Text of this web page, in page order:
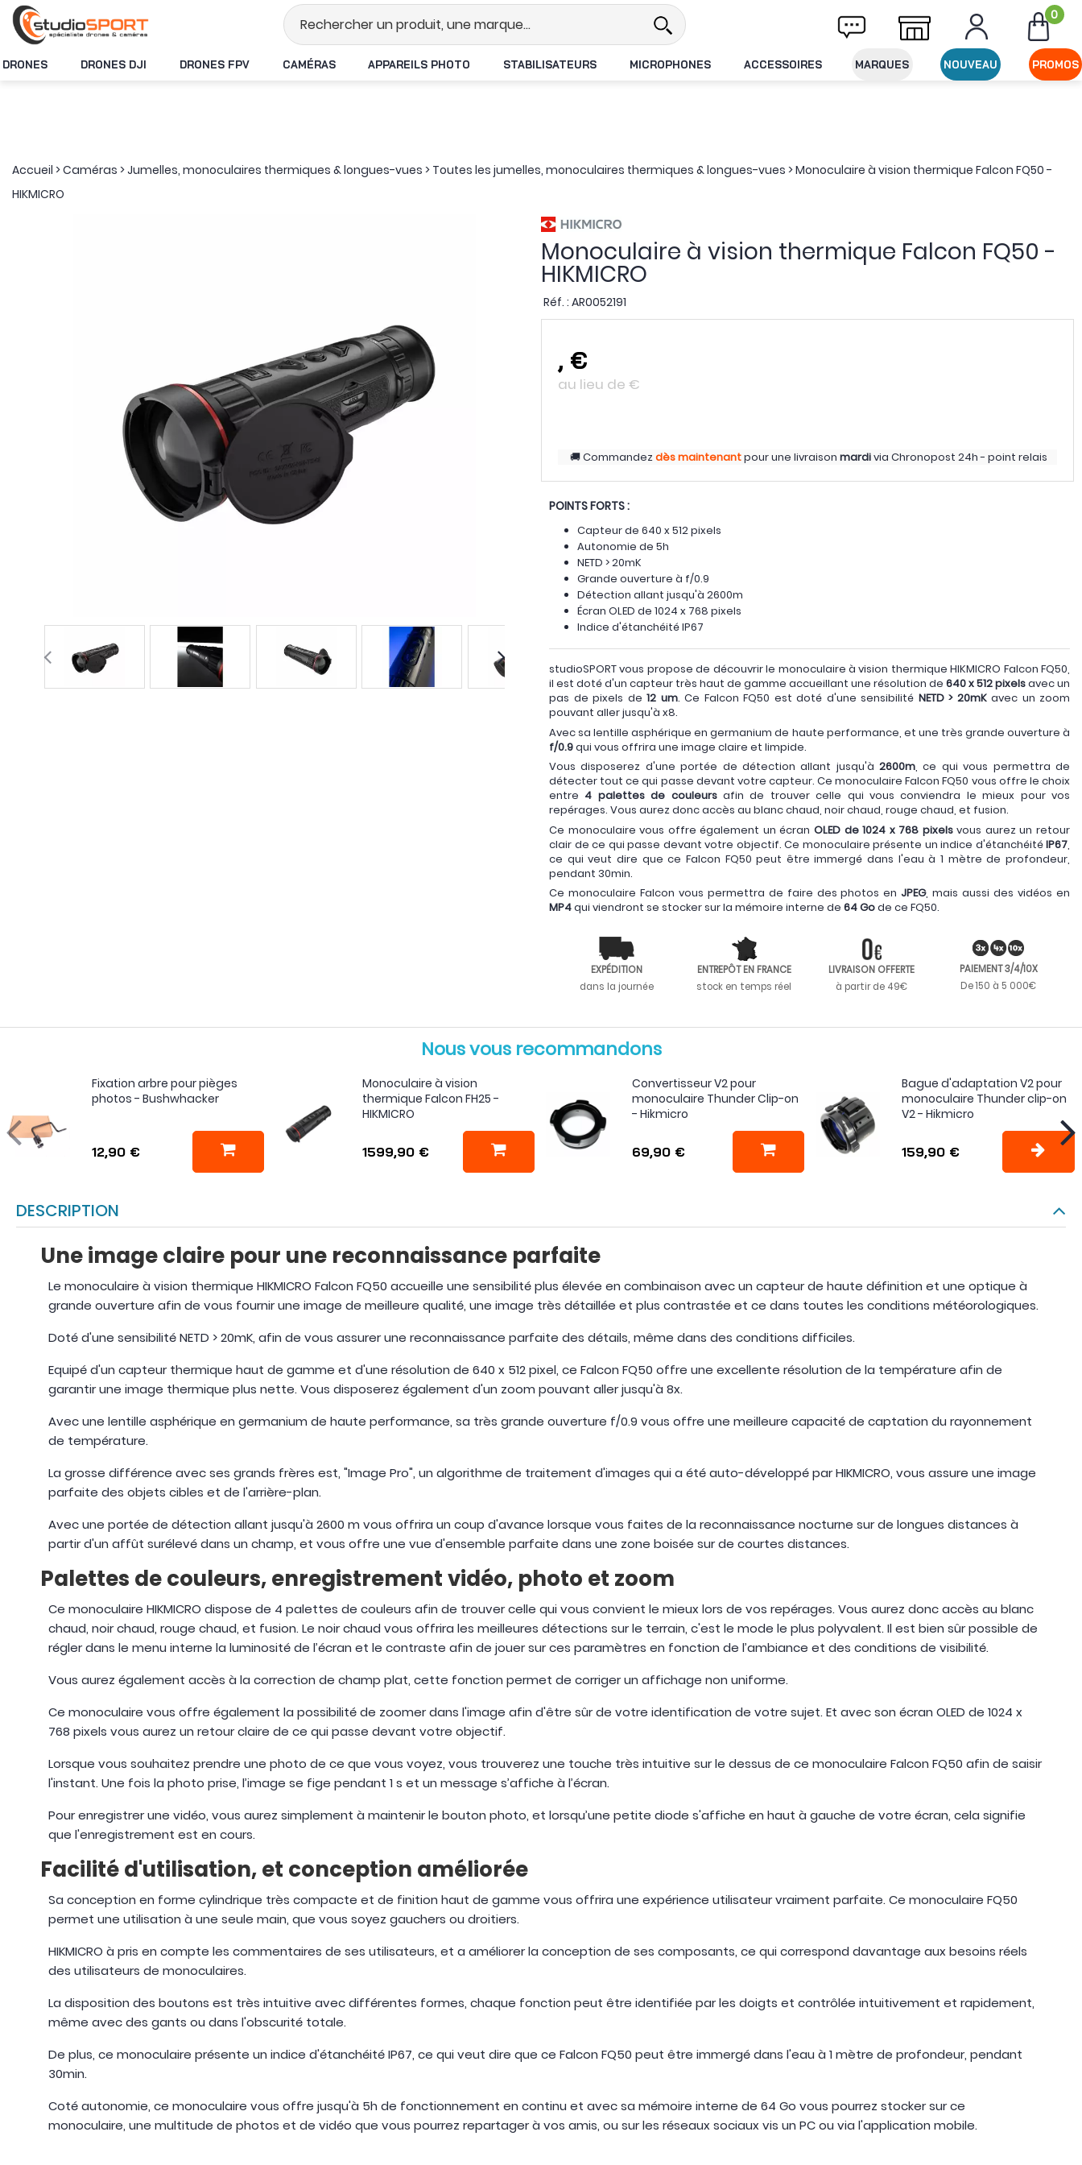
Stock en temps réel Livraison offerte dès 49€ d'achat 0
DRONES DRONES DJI DRONES FPV CAMÉRAS APPAREILS PHOTO STABILISATEURS MICROPHONES ACCESSOIRES MARQUES NOUVEAU PROMOS
Accueil >Caméras >Jumelles, monoculaires thermiques & longues-vues > Toutes les jumelles, monoculaires thermiques & longues-vues >Monoculaire à vision thermique Falcon FQ50 -
HIKMICRO
Monoculaire à vision thermique Falcon FQ50 -
HIKMICRO
Réf. : AR0052191
, €
au lieu de €
Commandezdès maintenantpour une livraison mardivia Chronopost 24h - point relais
POINTS FORTS :
Capteur de 640 x 512 pixels
Autonomie de 5h
NETD > 20mK
Grande ouverture à f/0.9
Détection allant jusqu'à 2600m
Écran OLED de 1024 x 768 pixels
Indice d'étanchéité IP67
studioSPORT vous propose de découvrir le monoculaire à vision thermique HIKMICRO Falcon FQ50,
il est doté d'un capteur très haut de gamme accueillant une résolution de 640 x 512 pixelsavec un
pas de pixels de 12 um. Ce Falcon FQ50 est doté d'une sensibilité NETD > 20mKavec un zoom
pouvant aller jusqu'à x8.
Avec sa lentille asphérique en germanium de haute performance, et une très grande ouverture à
f/0.9qui vous offrira une image claire et limpide.
Vous disposerez d'une portée de détection allant jusqu'à2600m, ce qui vous permettra de
détecter tout ce qui passe devant votre capteur. Ce monoculaire Falcon FQ50 vous offre le choix
entre 4 palettes de couleursafin de trouver celle qui vous conviendra le mieux pour vos
repérages. Vous aurez donc accès au blanc chaud, noir chaud, rouge chaud, et fusion.
Ce monoculaire vous offre également un écran OLED de 1024 x 768 pixelsvous aurez un retour
clair de ce qui passe devant votre objectif. Ce monoculaire présente un indice d'étanchéitéIP67
ce qui veut dire que ce Falcon FQ50 peut être immergé dans l'eau à 1 mètre de profondeur,
pendant 30min.
Ce monoculaire Falcon vous permettra de faire des photos en JPEG, mais aussi des vidéos en
MP4qui viendront se stocker sur la mémoire interne de 64 Gode ce FQ50.
EXPÉDITION
dans la journée
ENTREPÔT EN FRANCE
stock en temps réel
LIVRAISON OFFERTE
à partir de 49€
PAIEMENT 3/4/10X
De 150 à 5 000€
Nous vous recommandons
Fixation arbre pour pièges
photos - Bushwhacker
12,90 €
Monoculaire à vision
thermique Falcon FH25 -
HIKMICRO
1599,90 €
Convertisseur V2 pour
monoculaire Thunder Clip-on
- Hikmicro
69,90 €
Bague d'adaptation V2 pour
monoculaire Thunder clip-on
V2 - Hikmicro
159,90 €
DESCRIPTION
Une image claire pour une reconnaissance parfaite
Le monoculaire à vision thermique HIKMICRO Falcon FQ50 accueille une sensibilité plus élevée en combinaison avec un capteur de haute définition et une optique à
grande ouverture afin de vous fournir une image de meilleure qualité, une image très détaillée et plus contrastée et ce dans toutes les conditions météorologiques.
Doté d'une sensibilité NETD > 20mK, afin de vous assurer une reconnaissance parfaite des détails, même dans des conditions difficiles.
Equipé d'un capteur thermique haut de gamme et d'une résolution de 640 x 512 pixel, ce Falcon FQ50 offre une excellente résolution de la température afin de
garantir une image thermique plus nette. Vous disposerez également d'un zoom pouvant aller jusqu'à 8x.
Avec une lentille asphérique en germanium de haute performance, sa très grande ouverture f/0.9 vous offre une meilleure capacité de captation du rayonnement
de température.
La grosse différence avec ses grands frères est, "Image Pro", un algorithme de traitement d'images qui a été auto-développé par HIKMICRO, vous assure une image
parfaite des objets cibles et de l'arrière-plan.
Avec une portée de détection allant jusqu'à 2600 m vous offrira un coup d'avance lorsque vous faites de la reconnaissance nocturne sur de longues distances à
partir d'un affût surélevé dans un champ, et vous offre une vue d'ensemble parfaite dans une zone boisée sur de courtes distances.
Palettes de couleurs, enregistrement vidéo, photo et zoom
Ce monoculaire HIKMICRO dispose de 4 palettes de couleurs afin de trouver celle qui vous convient le mieux lors de vos repérages. Vous aurez donc accès au blanc
chaud, noir chaud, rouge chaud, et fusion. Le noir chaud vous offrira les meilleures détections sur le terrain, c'est le mode le plus polyvalent. Il est bien sûr possible de
régler dans le menu interne la luminosité de l’écran et le contraste afin de jouer sur ces paramètres en fonction de l’ambiance et des conditions de visibilité.
Vous aurez également accès à la correction de champ plat, cette fonction permet de corriger un affichage non uniforme.
Ce monoculaire vous offre également la possibilité de zoomer dans l'image afin d'être sûr de votre identification de votre sujet. Et avec son écran OLED de 1024 x
768 pixels vous aurez un retour claire de ce qui passe devant votre objectif.
Lorsque vous souhaitez prendre une photo de ce que vous voyez, vous trouverez une touche très intuitive sur le dessus de ce monoculaire Falcon FQ50 afin de saisir
l'instant. Une fois la photo prise, l’image se fige pendant 1 s et un message s’affiche à l’écran.
Pour enregistrer une vidéo, vous aurez simplement à maintenir le bouton photo, et lorsqu’une petite diode s'affiche en haut à gauche de votre écran, cela signifie
que l'enregistrement est en cours.
Facilité d'utilisation, et conception améliorée
Sa conception en forme cylindrique très compacte et de finition haut de gamme vous offrira une expérience utilisateur vraiment parfaite. Ce monoculaire FQ50
permet une utilisation à une seule main, que vous soyez gauchers ou droitiers.
HIKMICRO à pris en compte les commentaires de ses utilisateurs, et a améliorer la conception de ses composants, ce qui correspond davantage aux besoins réels
des utilisateurs de monoculaires.
La disposition des boutons est très intuitive avec différentes formes, chaque fonction peut être identifiée par les doigts et contrôlée intuitivement et rapidement,
même avec des gants ou dans l'obscurité totale.
De plus, ce monoculaire présente un indice d'étanchéité IP67, ce qui veut dire que ce Falcon FQ50 peut être immergé dans l'eau à 1 mètre de profondeur, pendant
30min.
Coté autonomie, ce monoculaire vous offre jusqu'à 5h de fonctionnement en continu et avec sa mémoire interne de 64 Go vous pourrez stocker sur ce
monoculaire, une multitude de photos et de vidéo que vous pourrez repartager à vos amis, ou sur les réseaux sociaux vis un PC ou via l'application mobile.